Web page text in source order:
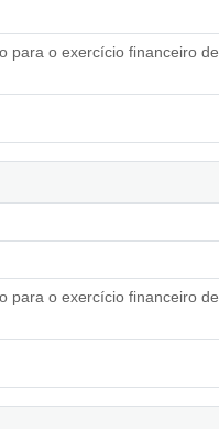
para o exercício financeiro de
para o exercício financeiro de